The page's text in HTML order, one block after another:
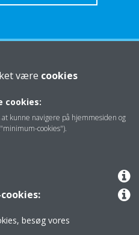
være cookies
cookies:
kunne navigere på hjemmesiden og
cookies").
besøg vores